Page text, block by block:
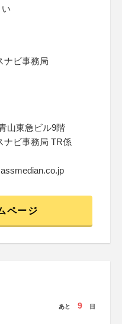
ナビ事務局
山東急ビル9階
ナビ事務局 TR係
ページ
あと 9 日